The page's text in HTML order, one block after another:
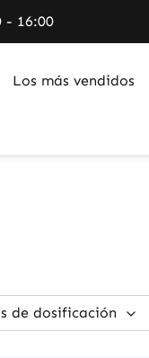
- 16:00
Los más vendidos
de dosificación